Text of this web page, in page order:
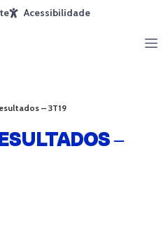
Acessibilidade
– 3T19
–